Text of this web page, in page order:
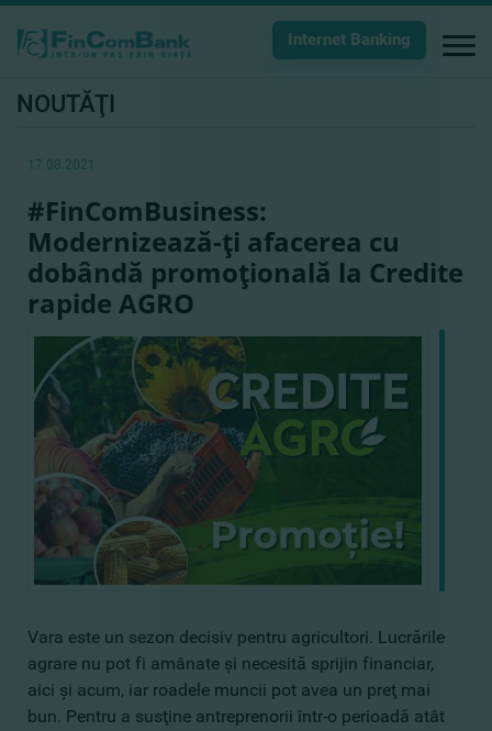
Internet Banking
NOUTĂŢI
17.08.2021
#FinComBusiness:
Modernizează-ţi afacerea cu
dobândă promoţională la Credite
rapide AGRO
Vara este un sezon decisiv pentru agricultori. Lucrările
agrare nu pot fi amânate şi necesită sprijin financiar,
aici şi acum, iar roadele muncii pot avea un preţ mai
bun. Pentru a susţine antreprenorii într-o perioadă atât